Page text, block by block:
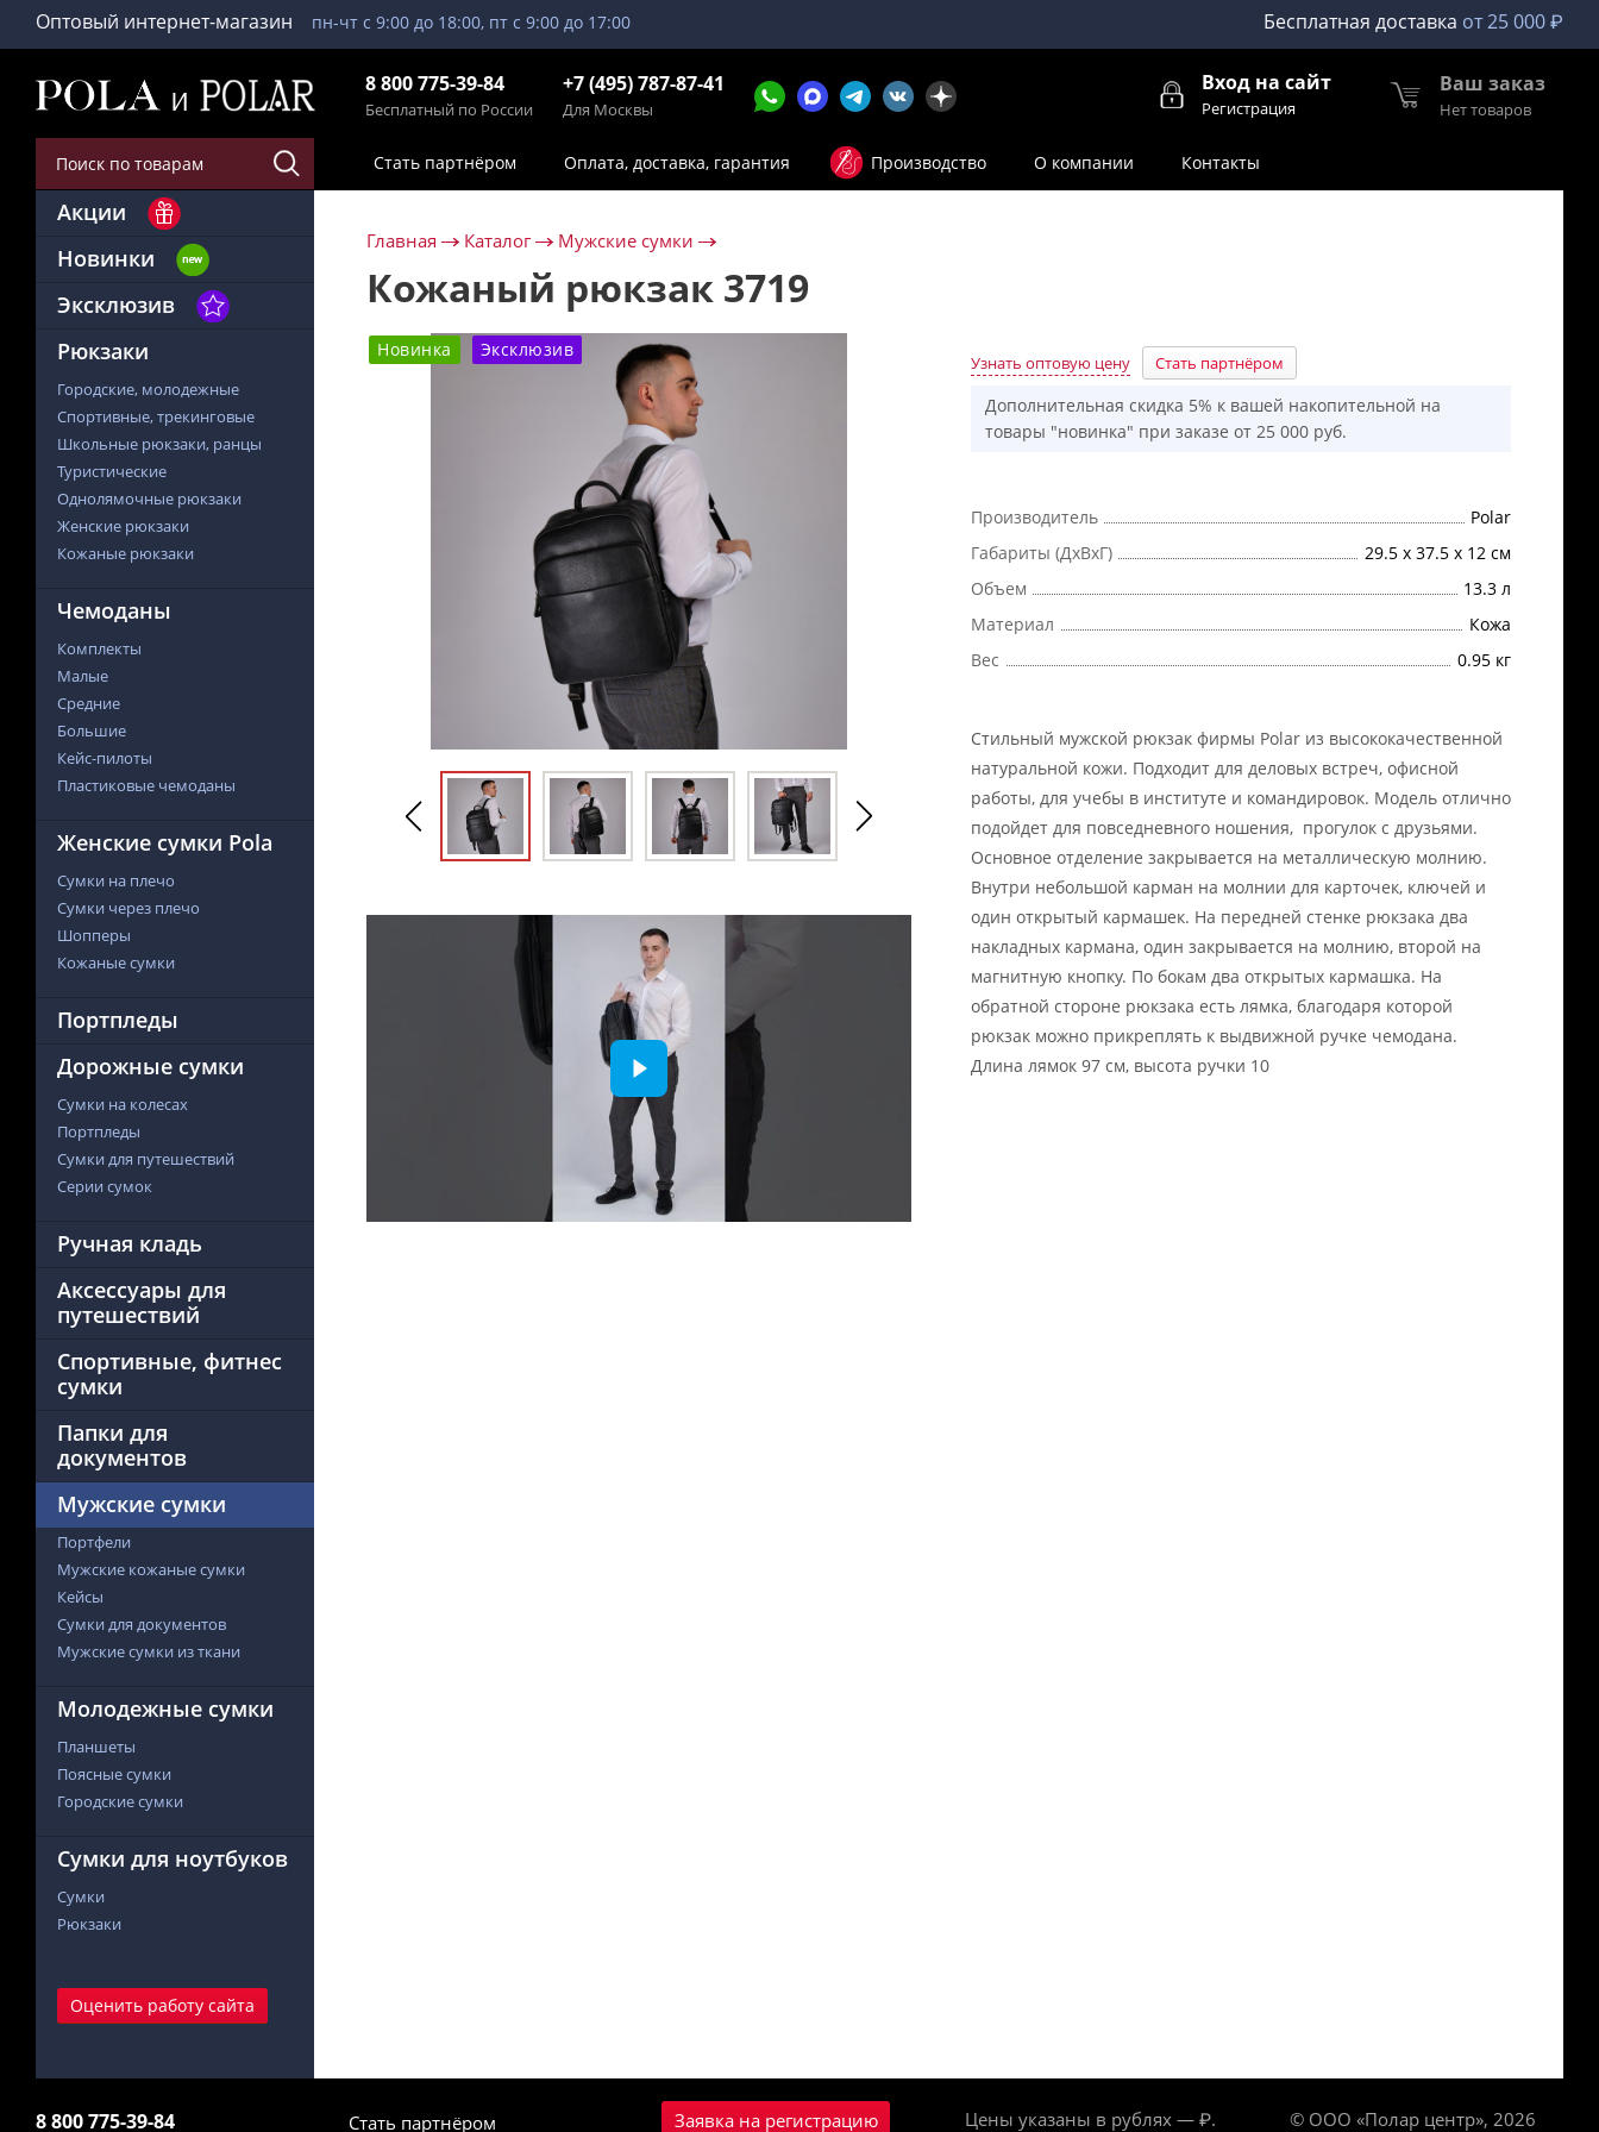
Оптовый интернет-магазин пн-чт с 9:00 до 18:00, пт с 9:00 до 17:00 Бесплатная доставка от 25 000 ₽
8 800 775-39-84
Бесплатный по России
+7 (495) 787-87-41
Для Москвы
Вход на сайт
Регистрация
Ваш заказ
Нет товаров
Стать партнёром Оплата, доставка, гарантия Производство О компании Контакты
Акции
Новинки
Эксклюзив
Рюкзаки
Городские, молодежные
Спортивные, трекинговые
Школьные рюкзаки, ранцы
Туристические
Однолямочные рюкзаки
Женские рюкзаки
Кожаные рюкзаки
Чемоданы
Комплекты
Малые
Средние
Большие
Кейс-пилоты
Пластиковые чемоданы
Женские сумки Pola
Сумки на плечо
Сумки через плечо
Шопперы
Кожаные сумки
Портпледы
Дорожные сумки
Сумки на колесах
Портпледы
Сумки для путешествий
Серии сумок
Ручная кладь
Аксессуары для
путешествий
Спортивные, фитнес
сумки
Папки для
документов
Мужские сумки
Портфели
Мужские кожаные сумки
Кейсы
Сумки для документов
Мужские сумки из ткани
Молодежные сумки
Планшеты
Поясные сумки
Городские сумки
Сумки для ноутбуков
Сумки
Рюкзаки
Оценить работу сайта
Главная Каталог Мужские сумки
Кожаный рюкзак 3719
Новинка Эксклюзив
Узнать оптовую цену Стать партнёром
Дополнительная скидка 5% к вашей накопительной на
товары "новинка" при заказе от 25 000 руб.
Производитель
Polar
Габариты (ДхВхГ)
29.5 х 37.5 х 12 см
Объем
13.3 л
Материал
Кожа
Вес
0.95 кг
Стильный мужской рюкзак фирмы Polar из высококачественной
натуральной кожи. Подходит для деловых встреч, офисной
работы, для учебы в институте и командировок. Модель отлично
подойдет для повседневного ношения, прогулок с друзьями.
Основное отделение закрывается на металлическую молнию.
Внутри небольшой карман на молнии для карточек, ключей и
один открытый кармашек. На передней стенке рюкзака два
накладных кармана, один закрывается на молнию, второй на
магнитную кнопку. По бокам два открытых кармашка. На
обратной стороне рюкзака есть лямка, благодаря которой
рюкзак можно прикреплять к выдвижной ручке чемодана.
Длина лямок 97 см, высота ручки 10
8 800 775-39-84 Стать партнёром Заявка на регистрацию Цены указаны в рублях — ₽. © ООО «Полар центр», 2026